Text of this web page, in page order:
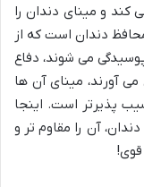
و مینای دندان را
دندان است که از
می شوند، دفاع
آورند، مینای آن ها
پذیرتر است. اینجا
آن را مقاوم تر و